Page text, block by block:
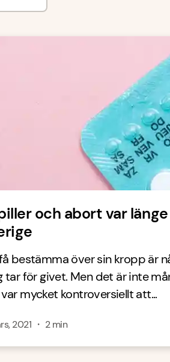
och abort var
bestämma över sin kropp är
tar för givet. Men det är inte
mycket kontroversiellt att...
2021 ・ 2min